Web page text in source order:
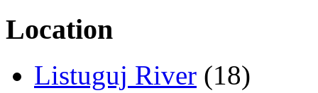
Location
Listuguj River (18)